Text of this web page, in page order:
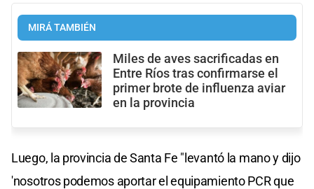
MIRÁ TAMBIÉN
Miles de aves sacrificadas en
Entre Ríos tras confirmarse el
primer brote de influenza aviar
en la provincia
Luego, la provincia de Santa Fe "levantó la mano y dijo
'nosotros podemos aportar el equipamiento PCR que